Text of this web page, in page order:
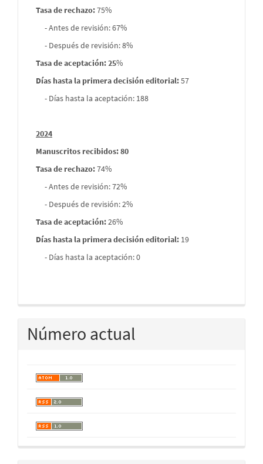
Tasa de rechazo:75%
- Antes de revisión: 67%
- Después de revisión: 8%
Tasa de aceptación: 25%
Días hasta la primera decisión editorial:57
- Días hasta la aceptación: 188
2024
Manuscritos recibidos: 80
Tasa de rechazo:74%
- Antes de revisión: 72%
- Después de revisión: 2%
Tasa de aceptación:26%
Días hasta la primera decisión editorial: 19
- Días hasta la aceptación: 0
Número actual